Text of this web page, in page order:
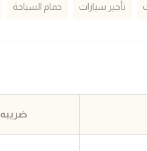
تأجير سيارات حمام السباحة
ضريبه